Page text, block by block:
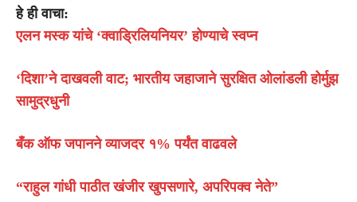
हे ही वाचा:
एलन मस्क यांचे ‘क्वाड्रिलियनियर’ होण्याचे स्वप्न
‘दिशा’ने दाखवली वाट; भारतीय जहाजाने सुरक्षित ओलांडली होर्मुझ
सामुद्रधुनी
बँक ऑफ जपानने व्याजदर १% पर्यंत वाढवले
“राहुल गांधी पाठीत खंजीर खुपसणारे, अपरिपक्व नेते”